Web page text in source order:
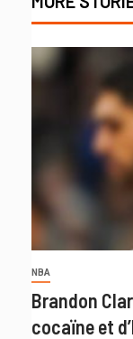
NBA
Brandon
cocaïne et